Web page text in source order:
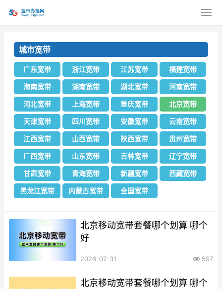
城市宽带
广东宽带 浙江宽带 江苏宽带 福建宽带
海南宽带 湖南宽带 湖北宽带 河南宽带
河北宽带 上海宽带 重庆宽带 北京宽带
天津宽带 四川宽带 安徽宽带 云南宽带
江西宽带 山西宽带 陕西宽带 贵州宽带
广西宽带 山东宽带 吉林宽带 辽宁宽带
甘肃宽带 青海宽带 新疆宽带 西藏宽带
黑龙江宽带 内蒙古宽带 全国宽带
北京移动宽带套餐哪个划算 哪个
好
2026-07-31 597
北京移动宽带套餐哪个划算 哪个